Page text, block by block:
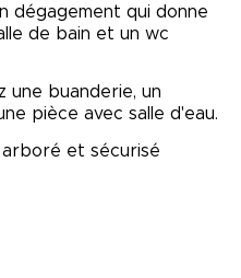
dégagement qui donne
de bain et un wc
une buanderie, un
pièce avec salle d'eau.
et sécurisé